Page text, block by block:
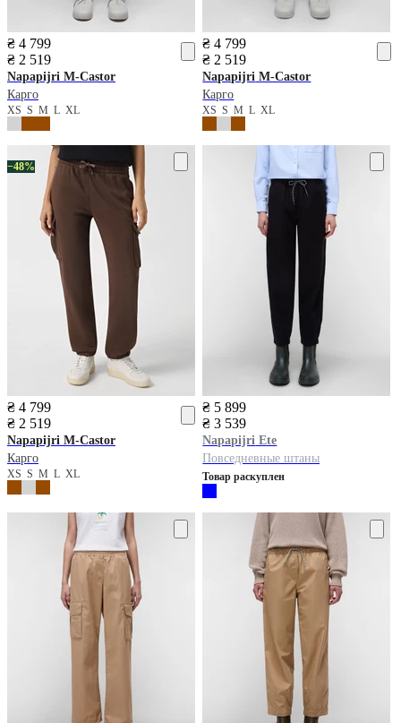
₴ 4 799
₴ 2 519
Napapijri M-Castor
Карго
XS S M L XL
₴ 4 799
₴ 2 519
Napapijri M-Castor
Карго
XSSMLXL
−48%
₴ 4 799
₴ 2 519
Napapijri M-Castor
Карго
XS S M L XL
₴ 5 899
₴ 3 539
Napapijri Ete
Повседневные штаны
Товар раскуплен